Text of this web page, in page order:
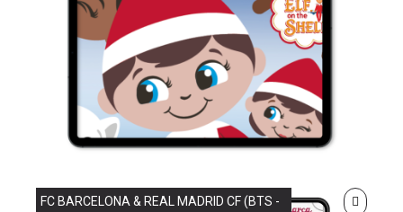
FC BARCELONA & REAL MADRID CF (BTS -